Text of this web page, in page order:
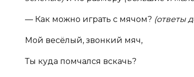
— Как можно играть с мячом? (ответы
Мой весёлый, звонкий мяч,
Ты куда помчался вскачь?